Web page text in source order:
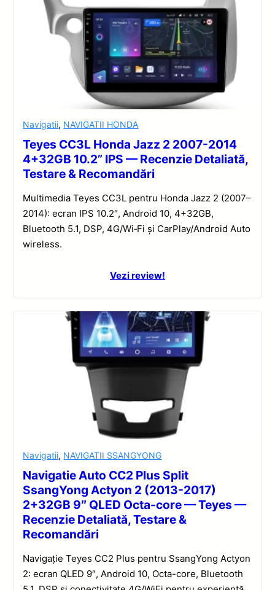
Navigatii, NAVIGATII HONDA
Teyes CC3L Honda Jazz 2 2007-2014
4+32GB 10.2” IPS — Recenzie Detaliată,
Testare & Recomandări
Multimedia Teyes CC3L pentru Honda Jazz 2 (2007–
2014): ecran IPS 10.2″, Android 10, 4+32GB,
Bluetooth 5.1, DSP, 4G/Wi‑Fi și CarPlay/Android Auto
wireless.
Vezi review!
Navigatii, NAVIGATII SSANGYONG
Navigatie Auto CC2 Plus Split
SsangYong Actyon 2 (2013-2017)
2+32GB 9″ QLED Octa-core — Teyes —
Recenzie Detaliată, Testare &
Recomandări
Navigație Teyes CC2 Plus pentru SsangYong Actyon
2: ecran QLED 9″, Android 10, Octa-core, Bluetooth